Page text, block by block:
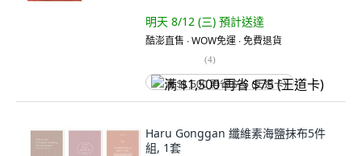
明天 8/12 (三) 預計送達
酷澎直售 ∙ WOW免運 ∙ 免費退貨
(4)
满 $1,500 再省 $75 (王道卡)
Haru Gonggan 纖維素海鹽抹布5件
組, 1套